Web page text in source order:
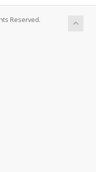
Reserved.